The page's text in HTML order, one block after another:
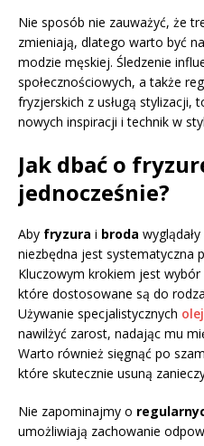
Nie sposób nie zauważyć, że
zmieniają, dlatego warto być
modzie męskiej. Śledzenie
społecznościowych, a także
fryzjerskich z usługą stylizacji,
nowych inspiracji i technik w
Jak dbać o
jednocześnie?
Aby fryzura i broda
niezbędna jest systematyczna
Kluczowym krokiem jest
które dostosowane są do
Używanie specjalistycznych
nawilżyć zarost, nadając mu
Warto również sięgnąć po
które skutecznie usuną
Nie zapominajmy o
umożliwiają zachowanie